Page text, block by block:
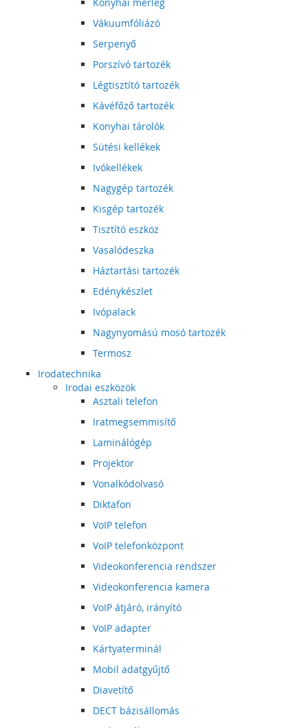
Vákuumfóliázó
Serpenyő
Porszívó tartozék
Légtisztító tartozék
Kávéfőző tartozék
Konyhai tárolók
Sütési kellékek
Ivókellékek
Nagygép tartozék
Kisgép tartozék
Tisztító eszköz
Vasalódeszka
Háztartási tartozék
Edénykészlet
Ivópalack
Nagynyomású mosó tartozék
Termosz
Irodatechnika
Irodai eszközök
Asztali telefon
Iratmegsemmisítő
Laminálógép
Projektor
Vonalkódolvasó
Diktafon
VoIP telefon
VoIP telefonközpont
Videokonferencia rendszer
Videokonferencia kamera
VoIP átjáró, irányító
VoIP adapter
Kártyaterminál
Mobil adatgyűjtő
Diavetítő
DECT bázisállomás